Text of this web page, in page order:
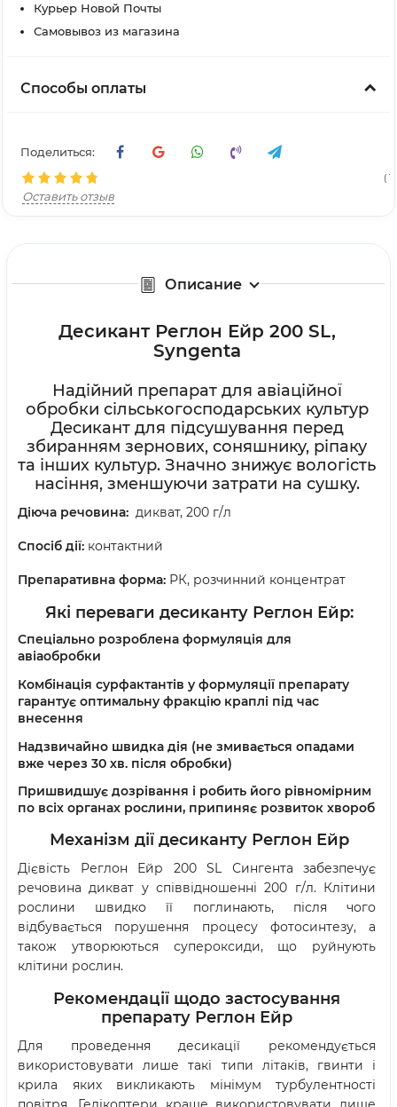
Курьер Новой Почты
Самовывоз из магазина
Способы оплаты
Поделиться:
(
Оставить отзыв
Описание
Десикант Реглон Ейр 200 SL,
Syngenta
Надійний препарат для авіаційної
обробки сільськогосподарських культур
Десикант для підсушування перед
збиранням зернових, соняшнику, ріпаку
та інших культур. Значно знижує вологість
насіння, зменшуючи затрати на сушку.
Діюча речовина: дикват, 200 г/л
Спосіб дії: контактний
Препаративна форма: РК, розчинний концентрат
Які переваги десиканту Реглон Ейр:
Спеціально розроблена формуляція для
авіаобробки
Комбінація сурфактантів у формуляції препарату
гарантує оптимальну фракцію краплі під час
внесення
Надзвичайно швидка дія (не змивається опадами
вже через 30 хв. після обробки)
Пришвидшує дозрівання і робить його рівномірним
по всіх органах рослини, припиняє розвиток хвороб
Механізм дії десиканту Реглон Ейр
Дієвість Реглон Ейр 200 SL Сингента забезпечує
речовина дикват у співвідношенні 200 г/л. Клітини
рослини швидко її поглинають, після чого
відбувається порушення процесу фотосинтезу, а
також утворюються супероксиди, що руйнують
клітини рослин.
Рекомендації щодо застосування
препарату Реглон Ейр
Для проведення десикації рекомендується
використовувати лише такі типи літаків, гвинти і
крила яких викликають мінімум турбулентності